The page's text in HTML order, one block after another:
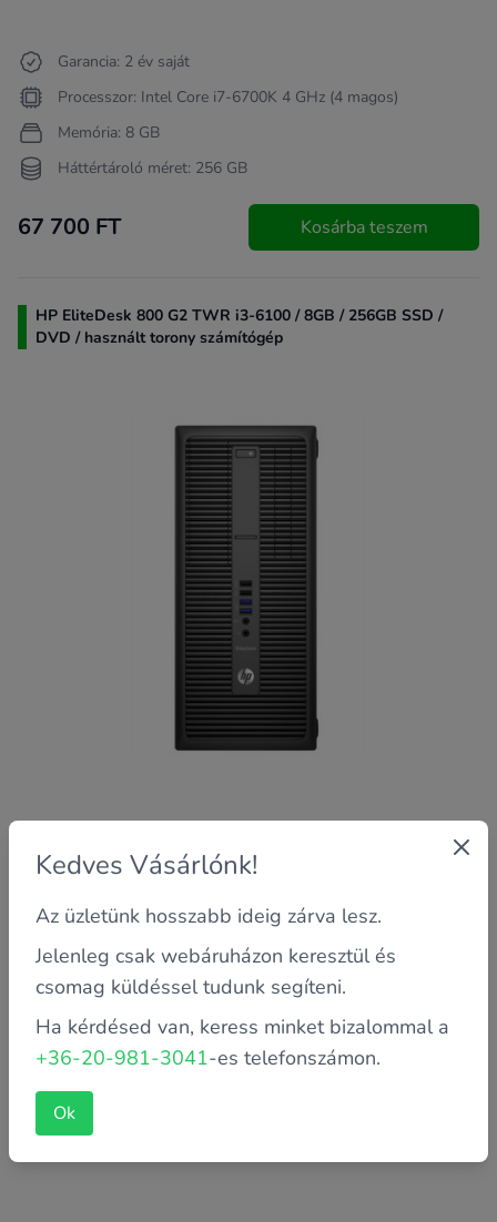
Garancia: 2 év saját
Processzor: Intel Core i7-6700K 4 GHz (4 magos)
Memória: 8 GB
Háttértároló méret: 256 GB
67 700 FT Kosárba teszem
HP EliteDesk 800 G2 TWR i3-6100 / 8GB / 256GB SSD /
DVD / használt torony számítógép
Processzor: Intel Core i3-6100
Memória: 8 GB
Háttértároló méret: 256 GB
53 700 FT
HP EliteDesk 800 G2 TWR i3-6100 / NO RAM / NO SSD /
DVD / használt torony számítógép
Kedves Vásárlónk!
Az üzletünk hosszabb ideig zárva lesz.
Jelenleg csak webáruházon keresztül és
csomag küldéssel tudunk segíteni.
Ha kérdésed van, keress minket bizalommal a
+36-20-981-3041-es telefonszámon.
Ok